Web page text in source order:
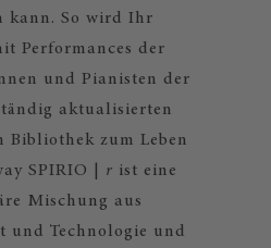
kann. So wird Ihr
Performances der
und Pianisten der
aktualisierten
Bibliothek zum Leben
SPIRIO | r ist eine
Mischung aus
und Technologie und